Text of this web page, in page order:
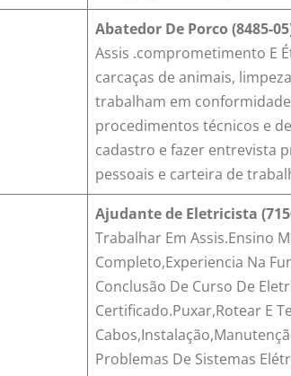
Abatedor De Porco (8485-0
Assis .comprometimento E
carcaças de animais,
trabalham em
procedimentos técnicos e
cadastro e fazer entrevista
pessoais e carteira de
Ajudante de Eletricista (
Trabalhar Em Assis.Ensino
Completo,Experiencia Na
Conclusão De Curso De
Certificado.Puxar,Rotear E
Problemas De Sistemas